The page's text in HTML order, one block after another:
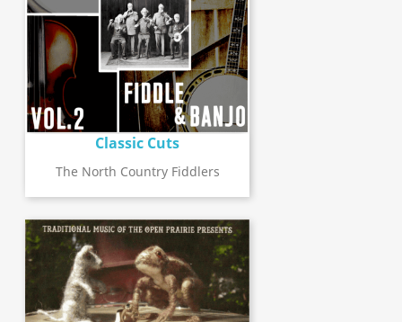
Classic Cuts
The North Country Fiddlers